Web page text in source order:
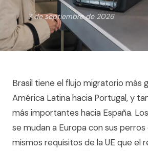
7 de septiembre de 2026
Brasil tiene el flujo migratorio más
América Latina hacia Portugal, y
más importantes hacia España.
se mudan a Europa con sus
mismos requisitos de la UE que el